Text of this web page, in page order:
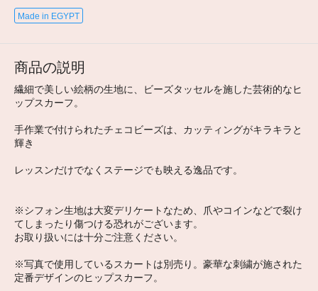
Made in EGYPT
商品の説明
繊細で美しい絵柄の生地に、ビーズタッセルを施した芸術的なヒ
ップスカーフ。
手作業で付けられたチェコビーズは、カッティングがキラキラと
輝き
レッスンだけでなくステージでも映える逸品です。
※シフォン生地は大変デリケートなため、爪やコインなどで裂け
てしまったり傷つける恐れがございます。
お取り扱いには十分ご注意ください。
※写真で使用しているスカートは別売り。豪華な刺繍が施された
定番デザインのヒップスカーフ。